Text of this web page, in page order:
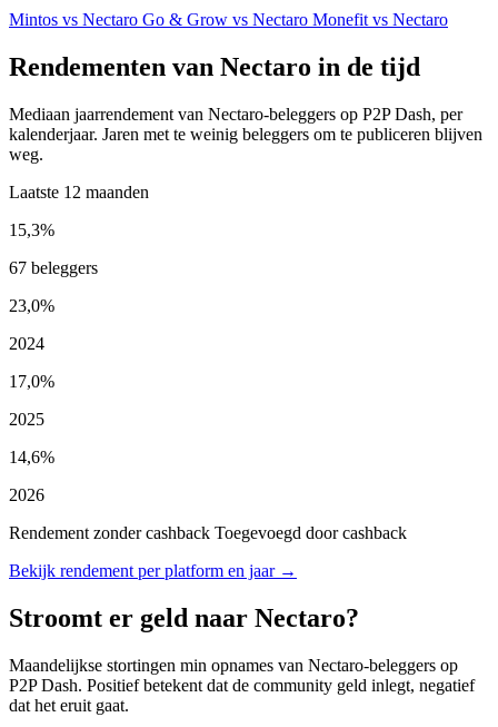
Mintos vs Nectaro Go & Grow vs Nectaro Monefit vs Nectaro
Rendementen van Nectaro in de tijd
Mediaan jaarrendement van Nectaro-beleggers op P2P Dash, per
kalenderjaar. Jaren met te weinig beleggers om te publiceren blijven
weg.
Laatste 12 maanden
15,3%
67 beleggers
23,0%
2024
17,0%
2025
14,6%
2026
Rendement zonder cashback Toegevoegd door cashback
Bekijk rendement per platform en jaar →
Stroomt er geld naar Nectaro?
Maandelijkse stortingen min opnames van Nectaro-beleggers op
P2P Dash. Positief betekent dat de community geld inlegt, negatief
dat het eruit gaat.